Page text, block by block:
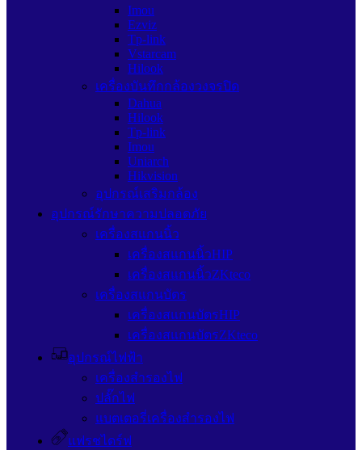
Imou
Ezviz
Tp-link
Vstarcam
Hilook
เครื่องบันทึกกล้องวงจรปิด
Dahua
Hilook
Tp-link
Imou
Uniarch
Hikvision
อุปกรณ์เสริมกล้อง
อุปกรณ์รักษาความปลอดภัย
เครื่องสแกนนิ้ว
เครื่องสแกนนิ้วHIP
เครื่องสแกนนิ้วZKteco
เครื่องสแกนบัตร
เครื่องสแกนบัตรHIP
เครื่องสแกนบัตรZKteco
อุปกรณ์ไฟฟ้า
เครื่องสำรองไฟ
ปลั๊กไฟ
แบตเตอรี่เครื่องสำรองไฟ
แฟรชไดร์ฟ